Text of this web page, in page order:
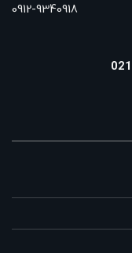
0912-9340918